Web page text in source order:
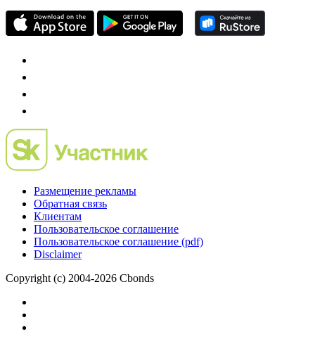
Размещение рекламы
Обратная связь
Клиентам
Пользовательское соглашение
Пользовательское соглашение (pdf)
Disclaimer
Copyright (c) 2004-2026 Cbonds